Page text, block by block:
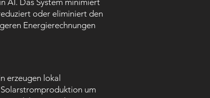
AI. Das System minimiert
oder eliminiert den
Energierechnungen
erzeugen lokal
um